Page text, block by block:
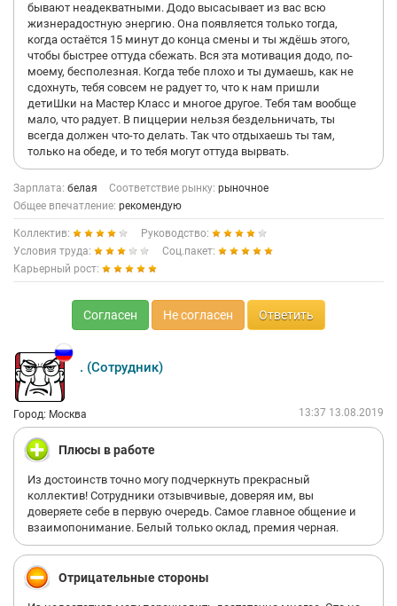
бывают неадекватными. Додо высасывает из вас всю
жизнерадостную энергию. Она появляется только тогда,
когда остаётся 15 минут до конца смены и ты ждёшь этого,
чтобы быстрее оттуда сбежать. Вся эта мотивация додо, по-
моему, бесполезная. Когда тебе плохо и ты думаешь, как не
сдохнуть, тебя совсем не радует то, что к нам пришли
детиШки на Мастер Класс и многое другое. Тебя там вообще
мало, что радует. В пиццерии нельзя бездельничать, ты
всегда должен что-то делать. Так что отдыхаешь ты там,
только на обеде, и то тебя могут оттуда вырвать.
Зарплата: белая Соответствие рынку: рыночное
Общее впечатление: рекомендую
Коллектив:
Руководство:
Условия труда:
Соц.пакет:
Карьерный рост:
Согласен Не согласен Ответить
. (Сотрудник)
Город: Москва 13:37 13.08.2019
Плюсы в работе
Из достоинств точно могу подчеркнуть прекрасный
коллектив! Сотрудники отзывчивые, доверяя им, вы
доверяете себе в первую очередь. Самое главное общение и
взаимопонимание. Белый только оклад, премия черная.
Отрицательные стороны